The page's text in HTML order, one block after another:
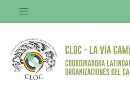
contenido